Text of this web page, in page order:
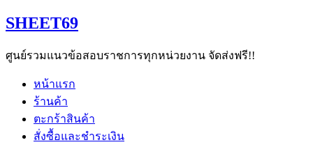
Skip
to
SHEET69
ศูนย์รวมแนวข้อสอบราชการทุกหน่วยงาน จัดส่งฟรี!!
หน้าแรก
ร้านค้า
ตะกร้าสินค้า
สั่งซื้อและชำระเงิน